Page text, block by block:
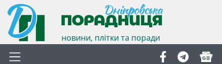
новини, плітки та поради